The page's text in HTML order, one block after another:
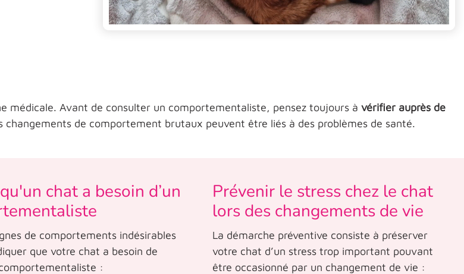
médicale. Avant de consulter un comportementaliste, pensez toujours à vérifier auprès de
changements de comportement brutaux peuvent être liés à des problèmes de santé.
chat a besoin d’un
de comportements indésirables
que votre chat a besoin de
comportementaliste :
Prévenir le stress chez le chat
lors des changements de vie
La démarche préventive consiste à préserver
votre chat d’un stress trop important pouvant
être occasionné par un changement de vie :